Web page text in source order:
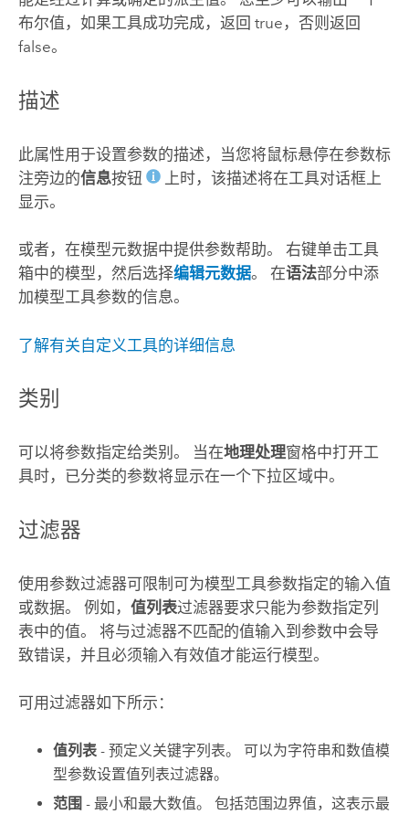
布尔值，如果工具成功完成，返回 true，否则返回
false。
描述
此属性用于设置参数的描述，当您将鼠标悬停在参数标
注旁边的信息按钮
上时，该描述将在工具对话框上
显示。
或者，在模型元数据中提供参数帮助。 右键单击工具
箱中的模型，然后选择编辑元数据。 在语法部分中添
加模型工具参数的信息。
了解有关自定义工具的详细信息
类别
可以将参数指定给类别。 当在地理处理窗格中打开工
具时，已分类的参数将显示在一个下拉区域中。
过滤器
使用参数过滤器可限制可为模型工具参数指定的输入值
或数据。 例如， 值列表过滤器要求只能为参数指定列
表中的值。 将与过滤器不匹配的值输入到参数中会导
致错误，并且必须输入有效值才能运行模型。
可用过滤器如下所示：
值列表 - 预定义关键字列表。 可以为字符串和数值模
型参数设置值列表过滤器。
范围 - 最小和最大数值。 包括范围边界值，这表示最